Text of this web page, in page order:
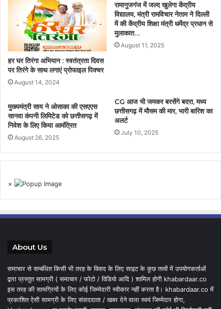
हर घर तिरंगा अभियान : स्वतंत्रता दिवस
पर तिरंगे के साथ लगाएं प्रोफाइल पिक्चर
August 14, 2024
रामानुजगंज में जल्द खुलेगा केंद्रीय
विद्यालय, मंत्री रामविचार नेताम ने दिल्ली
में की केंद्रीय शिक्षा मंत्री धमेंद्र प्रधान से
मुलाकात…
August 11, 2025
मुख्यमंत्री साय ने ओसाका की एसएएस
सानवा कंपनी लिमिटेड को छत्तीसगढ़ में
निवेश के लिए किया आमंत्रित
August 26, 2025
CG आज भी जमकर बरसेंगे बदरा, मध्य
छत्तीसगढ़ में मौसम की मार, भारी बारिश का
अलर्ट
July 10, 2025
×
About Us
समाचार से सम्बंधित किसी भी तरह के विवाद के लिए साइट के कुछ तत्वों में उपयोगकर्ताओं
द्वारा प्रस्तुत सामग्री ( समाचार / फोटो / विडियो आदि ) शामिल होगी khabardaar.co
इस तरह की सामग्रियों के लिए कोई जिम्मेदारी स्वीकार नहीं करता है। khabardaar.co में
प्रकाशित ऐसी सामग्री के लिए संवाददाता / खबर देने वाला स्वयं जिम्मेदार होगा,